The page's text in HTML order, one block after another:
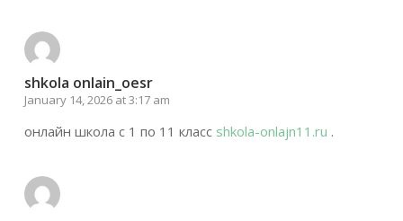
shkola onlain_oesr
January 14, 2026 at 3:17 am
онлайн школа с 1 по 11 класс shkola-onlajn11.ru .